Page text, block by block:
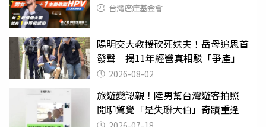
台灣癌症基金會
陽明交大教授砍死妹夫！岳母追思首
發聲 揭11年經營真相駁「爭產」
2026-08-02
旅遊變認親！陸男幫台灣遊客拍照
閒聊驚覺「是失聯大伯」奇蹟重逢